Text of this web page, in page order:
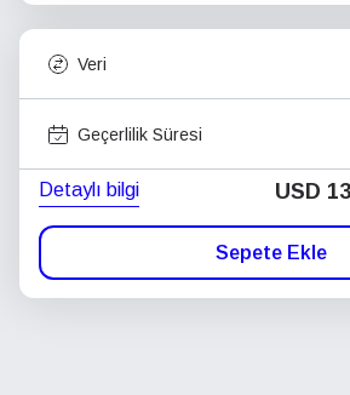
Veri
Geçerlilik Süresi
Detaylı bilgi USD 13
Sepete Ekle